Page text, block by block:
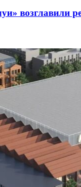
возглавили